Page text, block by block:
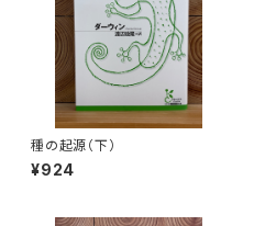
種の起源（下）
¥924